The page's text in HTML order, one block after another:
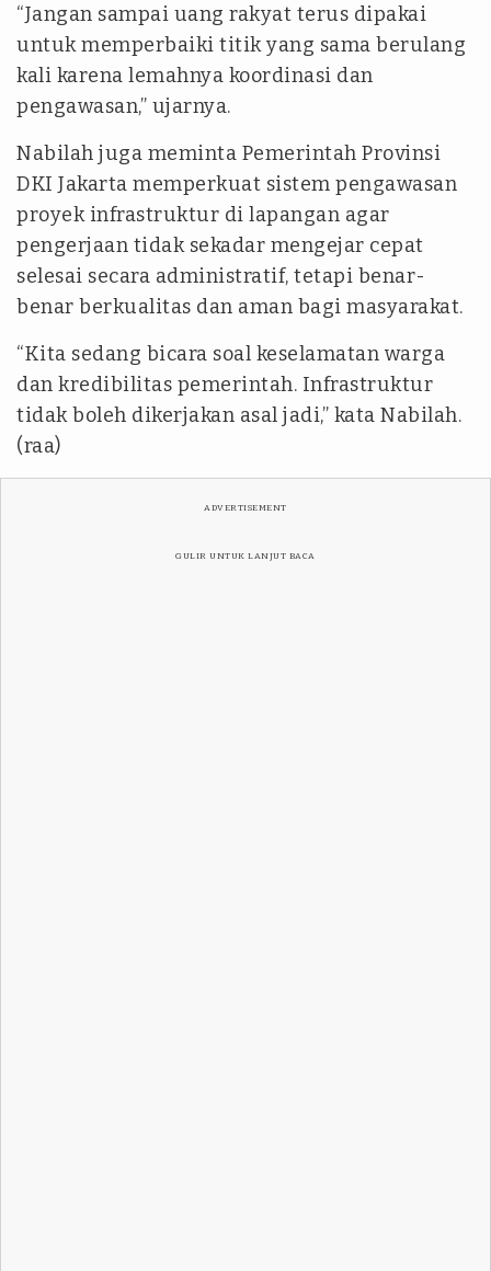
“Jangan sampai uang rakyat terus dipakai
untuk memperbaiki titik yang sama berulang
kali karena lemahnya koordinasi dan
pengawasan,” ujarnya.
Nabilah juga meminta Pemerintah Provinsi
DKI Jakarta memperkuat sistem pengawasan
proyek infrastruktur di lapangan agar
pengerjaan tidak sekadar mengejar cepat
selesai secara administratif, tetapi benar-
benar berkualitas dan aman bagi masyarakat.
“Kita sedang bicara soal keselamatan warga
dan kredibilitas pemerintah. Infrastruktur
tidak boleh dikerjakan asal jadi,” kata Nabilah.
(raa)
ADVERTISEMENT
GULIR UNTUK LANJUT BACA